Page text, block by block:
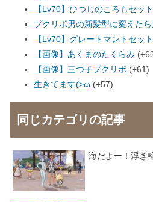
【Lv70】ひつじのころもセット
プクリポ男の新髪型に変えた
【Lv70】グレートマントセット
【画像】あくまのたくらみ
【画像】三つ子プクリポ
+61
生きてます(>ω +57
同じカテゴリの記事
海だよー！浮き